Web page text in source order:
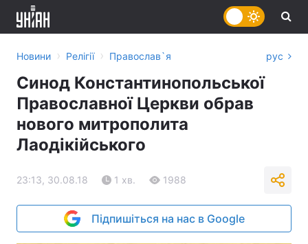
Новини › Релігії › Православ`я рус
Синод Константинопольської
Православної Церкви обрав
нового митрополита
Лаодікійського
23:13, 30.08.18 1 хв. 1988
Підпишіться на нас в Google